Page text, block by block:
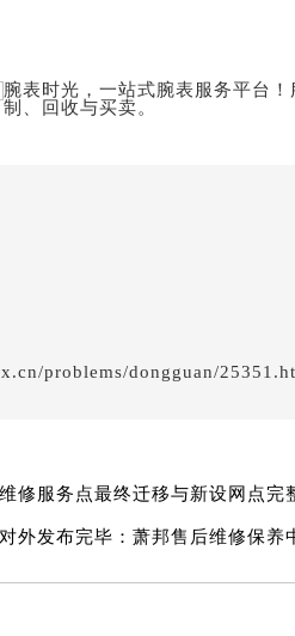
区环通乡江南大街萧邦售后服务
区胜利路萧邦售后服务中心（需提
区东一路萧邦售后服务中心（需提
区解放大街萧邦售后服务中心（
山区中央路萧邦售后服务中心（
区南马路萧邦售后服务中心（需
区市府路与渤海大街交叉口萧邦
problems/dongguan/
修服务点最终迁移与新设网点完
外发布完毕：萧邦售后维修保养